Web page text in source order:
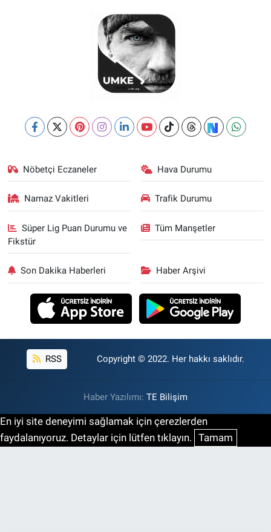
Nöbetçi Eczaneler Hava Durumu
Namaz Vakitleri Trafik Durumu
Süper Lig Puan Durumu ve
Fikstür
Tüm Manşetler
Son Dakika Haberleri Haber Arşivi
RSS Copyright © 2022. Her hakkı saklıdır.
Haber Yazılımı: TE Bilişim
En iyi site deneyimi sağlamak için çerezlerden
faydalanıyoruz. Detaylar için lütfen tıklayın. Tamam